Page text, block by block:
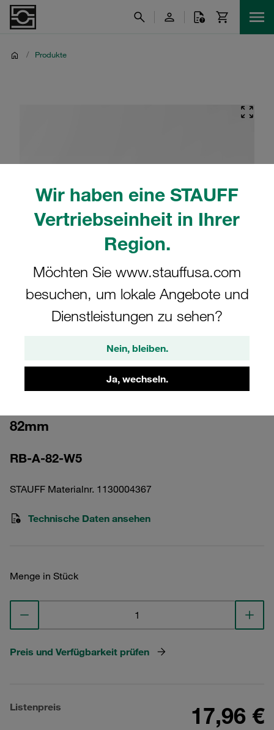
Wir haben eine STAUFF
Vertriebseinheit in Ihrer
Region.
Möchten Sie www.stauffusa.com
besuchen, um lokale Angebote und
Dienstleistungen zu sehen?
Nein, bleiben.
Ja, wechseln.
/ Produkte
Bitte beachten Sie: Das Bild dient nur zur Veranschaulichung und kann vom
82mm
RB-A-82-W5
STAUFF Materialnr. 1130004367
Technische Daten ansehen
Menge in Stück
Preis und Verfügbarkeit prüfen
Listenpreis 17,96 €